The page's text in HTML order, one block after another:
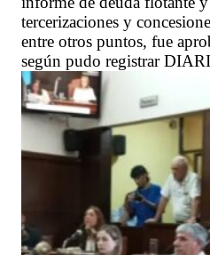
tercerizaciones y
entre otros puntos, fue
según pudo registrar